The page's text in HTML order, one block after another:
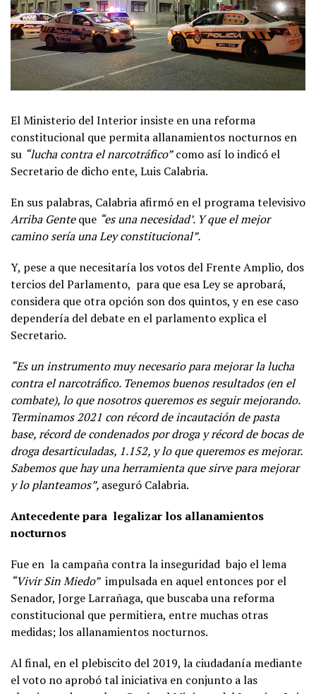
El Ministerio del Interior insiste en una reforma
constitucional que permita allanamientos nocturnos en
su “lucha contra el narcotráfico”como así lo indicó el
Secretario de dicho ente, Luis Calabria.
En sus palabras, Calabria afirmó en el programa televisivo
Arriba Genteque “es una necesidad’. Y que el mejor
camino sería una Ley constitucional”.
Y, pese a que necesitaría los votos del Frente Amplio, dos
tercios del Parlamento, para que esa Ley se aprobará,
considera que otra opción son dos quintos, y en ese caso
dependería del debate en el parlamento explica el
Secretario.
“Es un instrumento muy necesario para mejorar la lucha
contra el narcotráfico. Tenemos buenos resultados (en el
combate), lo que nosotros queremos es seguir mejorando.
Terminamos 2021 con récord de incautación de pasta
base, récord de condenados por droga y récord de bocas de
droga desarticuladas, 1.152, y lo que queremos es mejorar.
Sabemos que hay una herramienta que sirve para mejorar
y lo planteamos”, aseguró Calabria.
Antecedente para legalizar los allanamientos
nocturnos
Fue en la campaña contra la inseguridad bajo el lema
“Vivir Sin Miedo” impulsada en aquel entonces por el
Senador, Jorge Larrañaga, que buscaba una reforma
constitucional que permitiera, entre muchas otras
medidas; los allanamientos nocturnos.
Al final, en el plebiscito del 2019, la ciudadanía mediante
el voto no aprobó tal iniciativa en conjunto a las